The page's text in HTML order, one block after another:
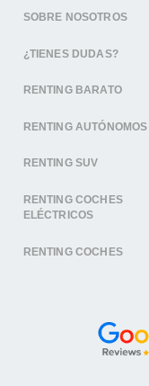
SOBRE NOSOTROS
¿TIENES DUDAS?
RENTING BARATO
RENTING AUTÓNOMOS
RENTING SUV
RENTING COCHES
ELÉCTRICOS
RENTING COCHES